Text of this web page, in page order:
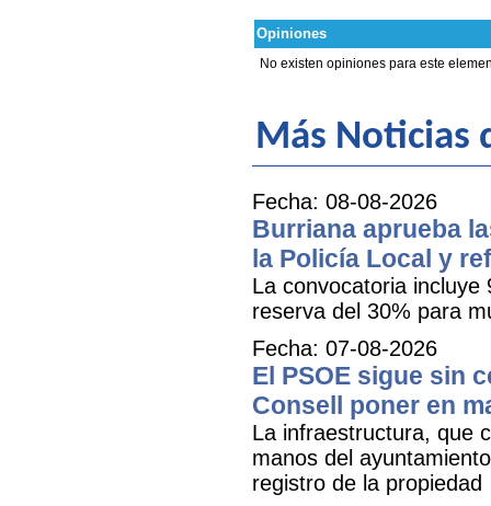
Opiniones
No existen opiniones para este
Más Noticias
Fecha: 08-08-2026
Burriana aprueba
la Policía Local y
La convocatoria
reserva del 30% para
Fecha: 07-08-2026
El PSOE sigue sin
Consell poner en
La infraestructura, que
manos del
registro de la propiedad